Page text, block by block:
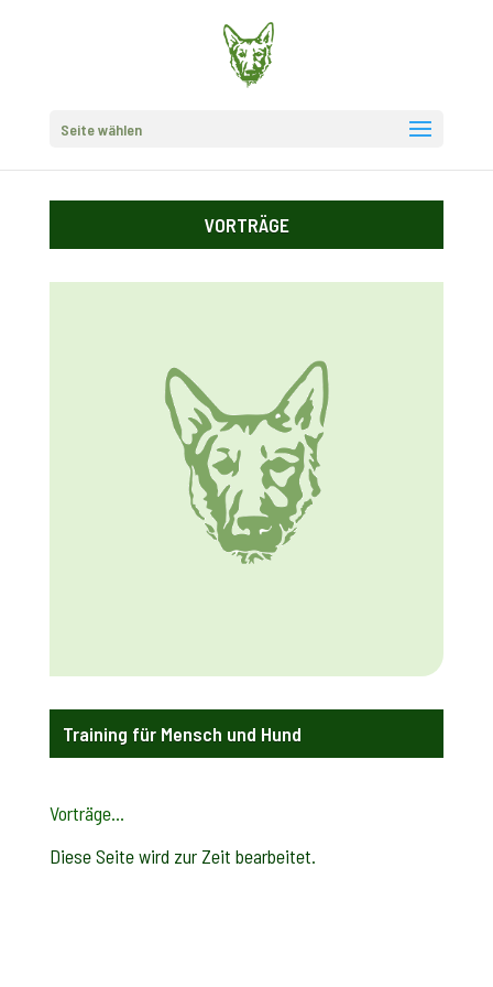
Seite wählen
VORTRÄGE
Training für Mensch und Hund
Vorträge…
Diese Seite wird zur Zeit bearbeitet.